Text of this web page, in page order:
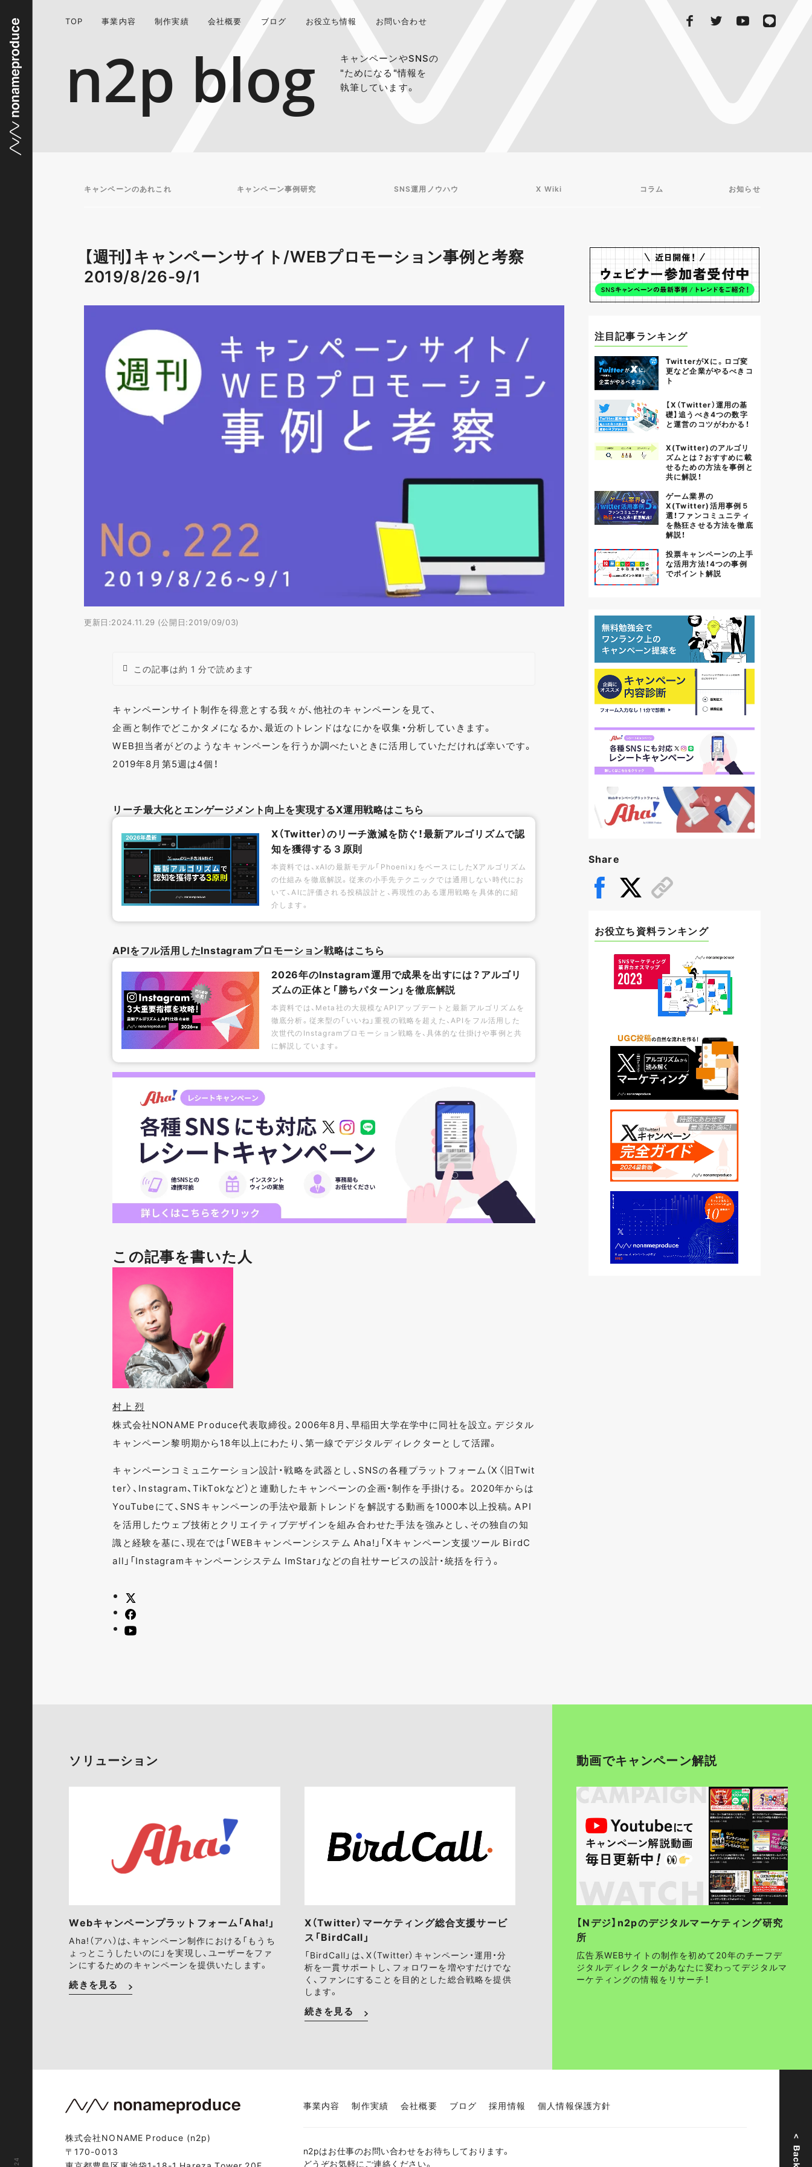
TOP 事業内容 制作実績 会社概要 ブログ お役立ち情報 お問い合わせ
n2p blog
キャンペーンやSNSの
"ためになる"情報を
執筆しています。
キャンペーンのあれこれ キャンペーン事例研究 SNS運用ノウハウ X Wiki コラム お知らせ
【週刊】キャンペーンサイト/WEBプロモーション事例と考察
2019/8/26-9/1
更新日:2024.11.29 (公開日:2019/09/03)
この記事は約 1 分で読めます
キャンペーンサイト制作を得意とする我々が、他社のキャンペーンを見て、
企画と制作でどこかタメになるか、最近のトレンドはなにかを収集・分析していきます。
WEB担当者がどのようなキャンペーンを行うか調べたいときに活用していただければ幸いです。
2019年8月第5週は4個！
リーチ最大化とエンゲージメント向上を実現するX運用戦略はこちら
X（Twitter）のリーチ激減を防ぐ！最新アルゴリズムで認
知を獲得する３原則
本資料では、xAIの最新モデル「Phoenix」をベースにしたXアルゴリズム
の仕組みを徹底解説。従来の小手先テクニックでは通用しない時代にお
いて、AIに評価される投稿設計と、再現性のある運用戦略を具体的に紹
介します。
APIをフル活用したInstagramプロモーション戦略はこちら
2026年のInstagram運用で成果を出すには？アルゴリ
ズムの正体と「勝ちパターン」を徹底解説
本資料では、Meta社の大規模なAPIアップデートと最新アルゴリズムを
徹底分析。従来型の「いいね」重視の戦略を超えた、APIをフル活用した
次世代のInstagramプロモーション戦略を、具体的な仕掛けや事例と共
に解説しています。
この記事を書いた人
村上 烈
株式会社NONAME Produce代表取締役。2006年8月、早稲田大学在学中に同社を設立。デジタル
キャンペーン黎明期から18年以上にわたり、第一線でデジタルディレクターとして活躍。
キャンペーンコミュニケーション設計・戦略を武器とし、SNSの各種プラットフォーム（X〈旧Twit
ter〉、Instagram、TikTokなど）と連動したキャンペーンの企画・制作を手掛ける。 2020年からは
YouTubeにて、SNSキャンペーンの手法や最新トレンドを解説する動画を1000本以上投稿。API
を活用したウェブ技術とクリエイティブデザインを組み合わせた手法を強みとし、その独自の知
識と経験を基に、現在では「WEBキャンペーンシステム Aha!」「Xキャンペーン支援ツール BirdC
all」「Instagramキャンペーンシステム ImStar」などの自社サービスの設計・統括を行う。
注目記事ランキング
TwitterがXに。ロゴ変
更など企業がやるべきコ
ト
【X（Twitter）運用の基
礎】追うべき4つの数字
と運営のコツがわかる！
X(Twitter)のアルゴリ
ズムとは？おすすめに載
せるための方法を事例と
共に解説！
ゲーム業界の
X(Twitter)活用事例５
選！ファンコミュニティ
を熱狂させる方法を徹底
解説！
投票キャンペーンの上手
な活用方法！4つの事例
でポイント解説
Share
お役立ち資料ランキング
ソリューション
Webキャンペーンプラットフォーム「Aha!」
Aha!（アハ）は、キャンペーン制作における「もうち
ょっとこうしたいのに」を実現し、ユーザーをファ
ンにするためのキャンペーンを提供いたします。
続きを見る
X（Twitter）マーケティング総合支援サービ
ス「BirdCall」
「BirdCall」は、X（Twitter）キャンペーン・運用・分
析を一貫サポートし、フォロワーを増やすだけでな
く、ファンにすることを目的とした総合戦略を提供
します。
続きを見る
動画でキャンペーン解説
【Nデジ】n2pのデジタルマーケティング研究
所
広告系WEBサイトの制作を初めて20年のチーフデ
ジタルディレクターがあなたに変わってデジタルマ
ーケティングの情報をリサーチ！
株式会社NONAME Produce (n2p)
〒170-0013
事業内容 制作実績 会社概要 ブログ 採用情報 個人情報保護方針
n2pはお仕事のお問い合わせをお待ちしております。
どうぞお気軽にご連絡ください。